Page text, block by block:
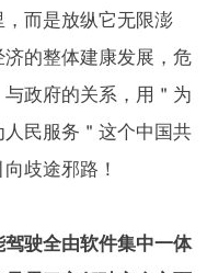
而是放纵它无限澎
的整体建康发展，危
政府的关系，用＂为
民服务＂这个中国共
歧途邪路！
驶全由软件集中一体